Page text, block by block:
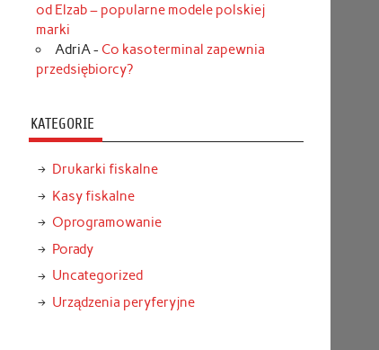
od Elzab – popularne modele polskiej
marki
AdriA- Co kasoterminal zapewnia
przedsiębiorcy?
KATEGORIE
Drukarki fiskalne
Kasy fiskalne
Oprogramowanie
Porady
Uncategorized
Urządzenia peryferyjne